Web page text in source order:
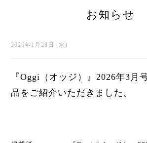
お知らせ
2026年1月28日 (水)
『Oggi（オッジ）』2026年3月
品をご紹介いただきました。